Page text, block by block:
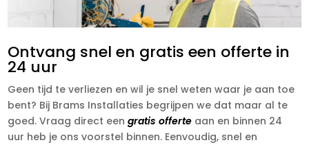
Ontvang snel en gratis een offerte in
24 uur
Geen tijd te verliezen en wil je snel weten waar je aan toe
bent? Bij Brams Installaties begrijpen we dat maar al te
goed. Vraag direct eengratis offerte aan en binnen 24
uur heb je ons voorstel binnen. Eenvoudig, snel en